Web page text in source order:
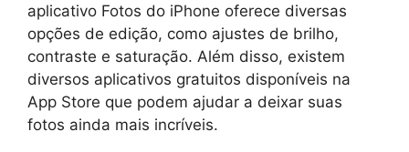
aplicativo Fotos do iPhone oferece diversas
opções de edição, como ajustes de brilho,
contraste e saturação. Além disso, existem
diversos aplicativos gratuitos disponíveis na
App Store que podem ajudar a deixar suas
fotos ainda mais incríveis.